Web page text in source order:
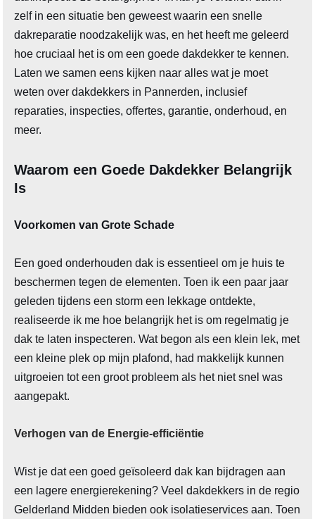
zelf in een situatie ben geweest waarin een snelle
dakreparatie noodzakelijk was, en het heeft me geleerd
hoe cruciaal het is om een goede dakdekker te kennen.
Laten we samen eens kijken naar alles wat je moet
weten over dakdekkers in Pannerden, inclusief
reparaties, inspecties, offertes, garantie, onderhoud, en
meer.
Waarom een Goede Dakdekker Belangrijk
Is
Voorkomen van Grote Schade
Een goed onderhouden dak is essentieel om je huis te
beschermen tegen de elementen. Toen ik een paar jaar
geleden tijdens een storm een lekkage ontdekte,
realiseerde ik me hoe belangrijk het is om regelmatig je
dak te laten inspecteren. Wat begon als een klein lek, met
een kleine plek op mijn plafond, had makkelijk kunnen
uitgroeien tot een groot probleem als het niet snel was
aangepakt.
Verhogen van de Energie-efficiëntie
Wist je dat een goed geïsoleerd dak kan bijdragen aan
een lagere energierekening? Veel dakdekkers in de regio
Gelderland Midden bieden ook isolatieservices aan. Toen